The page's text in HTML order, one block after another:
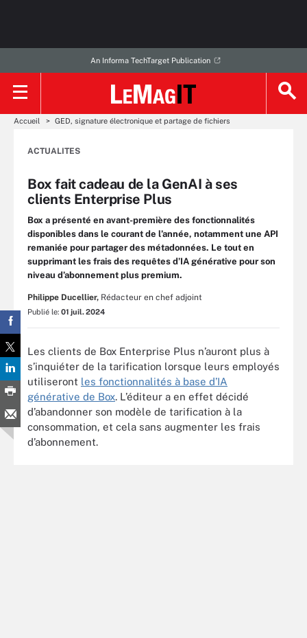
An Informa TechTarget Publication
Accueil GED, signature électronique et partage de fichiers
ACTUALITES
Box fait cadeau de la GenAI à ses
clients Enterprise Plus
Box a présenté en avant-première des fonctionnalités
disponibles dans le courant de l’année, notamment une API
remaniée pour partager des métadonnées. Le tout en
supprimant les frais des requêtes d’IA générative pour son
niveau d’abonnement plus premium.
Philippe Ducellier, Rédacteur en chef adjoint
Publié le: 01 juil. 2024
Les clients de Box Enterprise Plus n’auront plus à
s’inquiéter de la tarification lorsque leurs employés
utiliseront les fonctionnalités à base d’IA
générative de Box. L’éditeur a en effet décidé
d’abandonner son modèle de tarification à la
consommation, et cela sans augmenter les frais
d’abonnement.